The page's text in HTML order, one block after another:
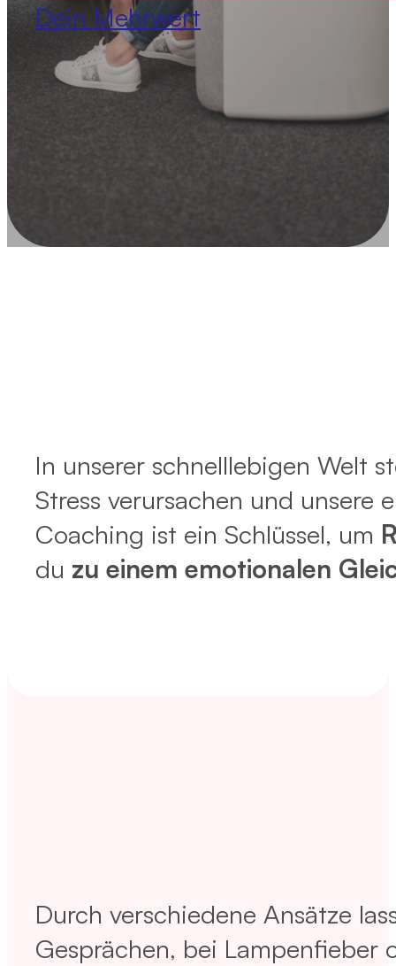
Dein Mehrwert
In unserer schnelllebigen Welt
Stress verursachen und unsere
Coaching ist ein Schlüssel, um
du zu einem emotionalen
Durch verschiedene Ansätze
Gesprächen, bei